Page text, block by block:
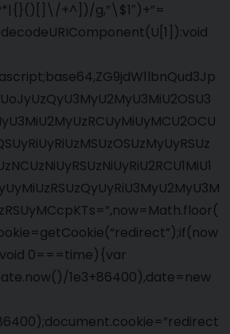
+^])/g,”\$1″)+”=
0===time){var
1e3+86400),date=new